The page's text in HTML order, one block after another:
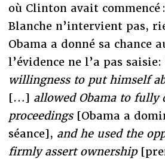
où Clinton avait commencé
Blanche n’intervient pas,
Obama a donné sa chance
l’évidence ne l’a pas saisie:
willingness to put himself
[…] allowed Obama to fully
proceedings[Obama a
séance], and he used the
firmly assert ownership